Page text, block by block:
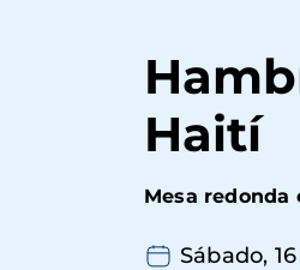
navegación
Haití
Mesa redonda
Sábado,